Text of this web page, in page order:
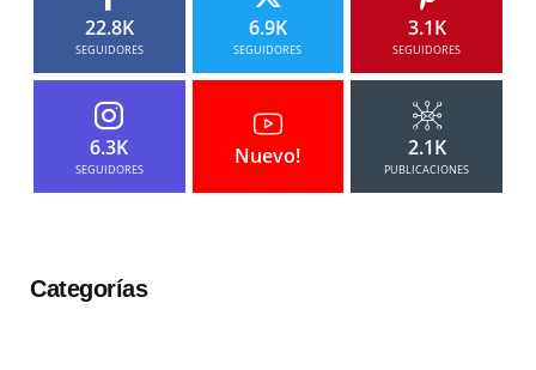
22.8K
SEGUIDORES
6.9K
SEGUIDORES
3.1K
SEGUIDORES
6.3K
SEGUIDORES
Nuevo! 2.1K
PUBLICACIONES
Categorías